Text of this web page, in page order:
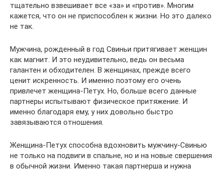
тщательно взвешивает все «за» и «против». Многим
кажется, что он не приспособлен к жизни. Но это далеко
не так.
Мужчина, рожденный в год Свиньи притягивает женщин
как магнит. И это неудивительно, ведь он весьма
галантен и обходителен. В женщинах, прежде всего
ценит искренность. И именно поэтому его очень
привлечет женщина-Петух. Но, больше всего данные
партнеры испытывают физическое притяжение. И
именно благодаря ему, у них довольно быстро
завязываются отношения.
Женщина-Петух способна вдохновить мужчину-Свинью
не только на подвиги в спальне, но и на новые свершения
в обычной жизни. Именно такая партнерша и нужна